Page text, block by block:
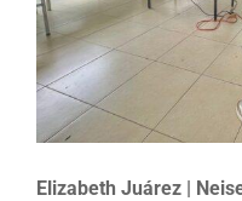
Elizabeth Juárez |